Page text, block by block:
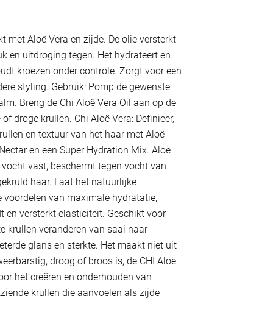
met Aloë Vera en zijde. De olie versterkt
en uitdroging tegen. Het hydrateert en
kroezen onder controle. Zorgt voor een
styling. Gebruik: Pomp de gewenste
Breng de Chi Aloë Vera Oil aan op de
droge krullen. Chi Aloë Vera: Definieer,
en textuur van het haar met Aloë
en een Super Hydration Mix. Aloë
vast, beschermt tegen vocht van
haar. Laat het natuurlijke
voordelen van maximale hydratatie,
en versterkt elasticiteit. Geschikt voor
krullen veranderen van saai naar
glans en sterkte. Het maakt niet uit
droog of broos is, de CHI Aloë
het creëren en onderhouden van
krullen die aanvoelen als zijde